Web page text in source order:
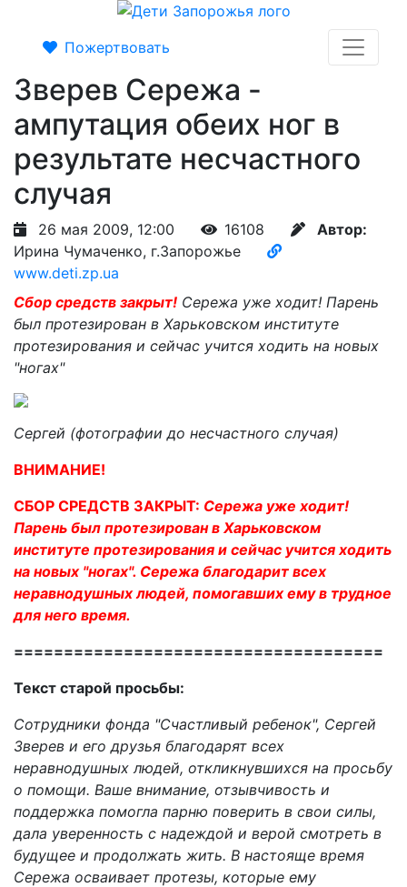
Пожертвовать
Зверев Сережа -
ампутация обеих ног в
результате несчастного
случая
26 мая 2009, 12:00 16108
Автор:
Ирина Чумаченко, г.Запорожье
www.deti.zp.ua
Сбор средств закрыт! Сережа уже ходит! Парень
был протезирован в Харьковском институте
протезирования и сейчас учится ходить на новых
"ногах"
Сергей (фотографии до несчастного случая)
ВНИМАНИЕ!
СБОР СРЕДСТВ ЗАКРЫТ: Сережа уже ходит!
Парень был протезирован в Харьковском
институте протезирования и сейчас учится ходить
на новых "ногах". Сережа благодарит всех
неравнодушных людей, помогавших ему в трудное
для него время.
=====================================
Текст старой просьбы:
Сотрудники фонда "Счастливый ребенок", Сергей
Зверев и его друзья благодарят всех
неравнодушных людей, откликнувшихся на просьбу
о помощи. Ваше внимание, отзывчивость и
поддержка помогла парню поверить в свои силы,
дала уверенность с надеждой и верой смотреть в
будущее и продолжать жить. В настояще время
Сережа осваивает протезы, которые ему